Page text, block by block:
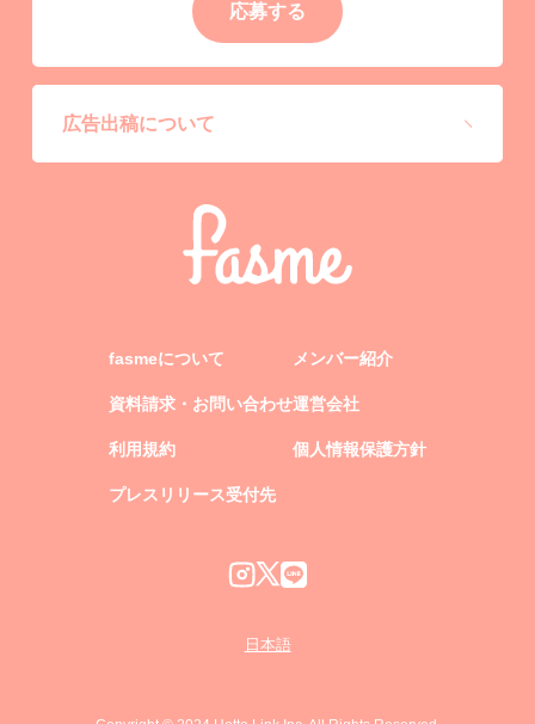
応募する
広告出稿について
fasmeについて
資料請求・お問い合わせ
利用規約
プレスリリース受付先
メンバー紹介
運営会社
個人情報保護方針
日本語